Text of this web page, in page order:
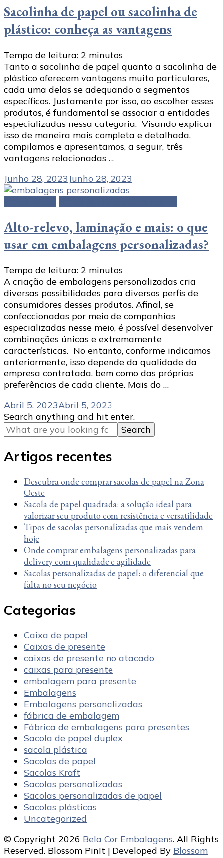
Sacolinha de papel ou sacolinha de
plástico: conheça as vantagens
Tempo de leitura: 2 minutos
Tanto a sacolinha de papel quanto a sacolinha de
plástico oferecem vantagens muito particulares,
cada uma delas se adequando a segmentos
específicos. Justamente por isso, ao escolher esses
produtos, é fundamental se associar a entidades
especializadas nessa categoria. Visando explicar
isso de maneira mais completa e detalhada,
compilamos e apresentamos, a seguir, três
vantagens relacionadas …
Junho 28, 2023 Junho 28, 2023
Alto-relevo, laminação e mais: o que
usar em embalagens personalizadas?
Tempo de leitura: 2 minutos
A criação de embalagens personalizadas cria
diversas possibilidades para diversos perfis de
consumidores desses produtos. Afinal, se
confeccionadas por meio de companhias
especializadas nesse meio, é possível desenvolver
combinações únicas e extremamente
características. No entanto, conforme indicamos
anteriormente, isso depende da qualidade da
empresa contratada, bem como das próprias
preferências de cada cliente. Mais do …
Abril 5, 2023Abril 5, 2023
Looking
for
Something?
Search anything and hit enter.
Artigos recentes
Descubra onde comprar sacolas de papel na Zona
Oeste
Sacola de papel quadrada: a solução ideal para
valorizar seu produto com resistência e versatilidade
Tipos de sacolas personalizadas que mais vendem
hoje
Onde comprar embalagens personalizadas para
delivery com qualidade e agilidade
Sacolas personalizadas de papel: o diferencial que
falta no seu negócio
Categorias
Caixa de papel
Caixas de presente
caixas de presente no atacado
caixas para presente
embalagem para presente
Embalagens
Embalagens personalizadas
fábrica de embalagem
Fábrica de embalagens para presentes
Sacola de papel duplex
sacola plástica
Sacolas de papel
Sacolas Kraft
Sacolas personalizadas
Sacolas personalizadas de papel
Sacolas plásticas
Uncategorized
© Copyright 2026 Bela Cor Embalagens. All Rights
Reserved. Blossom PinIt | Developed By Blossom